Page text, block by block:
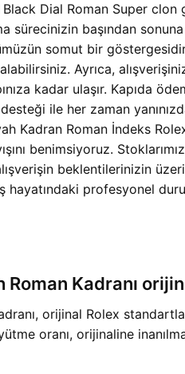
Dial Roman Super clon
sürecinizin başından
somut bir
Ayrıca,
kadar ulaşır. Kapıda
ile her zaman
Roman İndeks
benimsiyoruz.
beklentilerinizin
profesyonel
Roman Kadranı
orijinal Rolex
oranı, orijinaline